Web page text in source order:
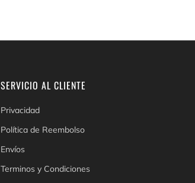
SERVICIO AL CLIENTE
Privacidad
Política de Reembolso
Envíos
Terminos y Condiciones